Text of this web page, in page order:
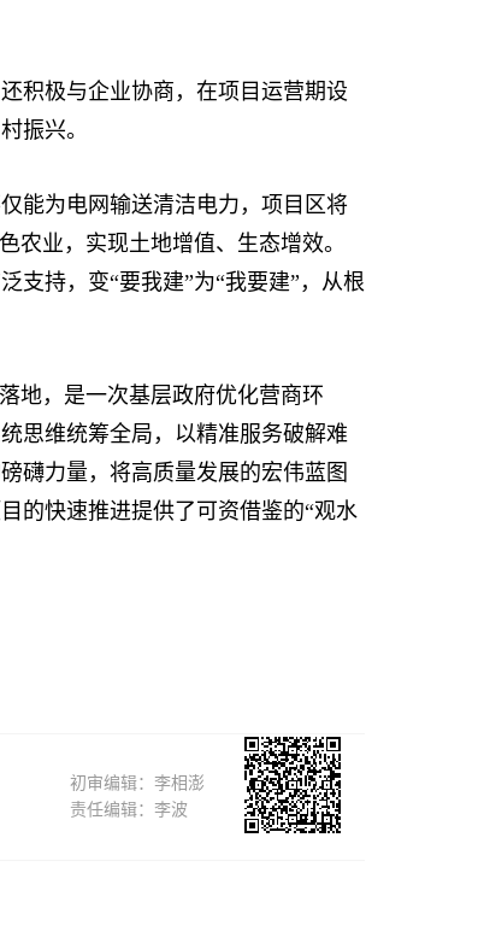
极与企业协商，在项目运营期设
振兴。
为电网输送清洁电力，项目区将
农业，实现土地增值、生态增效。
支持，变“要我建”为“我要建”，从根
，是一次基层政府优化营商环
思维统筹全局，以精准服务破解难
礴力量，将高质量发展的宏伟蓝图
的快速推进提供了可资借鉴的“观水
初审编辑：李相澎
责任编辑：李波